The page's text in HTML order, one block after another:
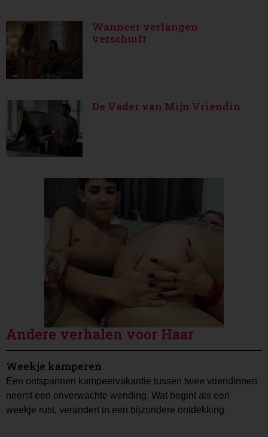
Wanneer verlangen
verschuift
De Vader van Mijn Vriendin
Andere verhalen voor Haar
Weekje kamperen
Een ontspannen kampeervakantie tussen twee vriendinnen
neemt een onverwachte wending. Wat begint als een
weekje rust, verandert in een bijzondere ontdekking.